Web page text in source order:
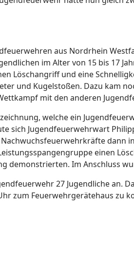
aus Nordrhein
im Alter von 15 bis 17
Löschangriff und eine
und Kugelstoßen. Dazu kam
mit den anderen
welche ein
sich Jugendfeuerwehrwart
dann
einen
demonstrierten. Im Anschluss
27 Jugendliche an.
zum Feuerwehrgerätehaus zu